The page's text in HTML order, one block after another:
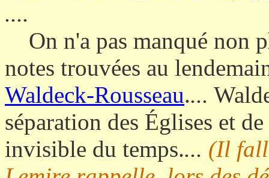
....
On n'a pas manqué non
notes trouvées au
Waldeck-Rousseau....
séparation des Églises et
invisible du temps.... (Il